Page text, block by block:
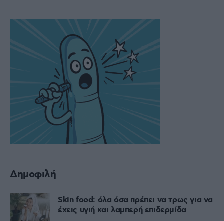
Δημοφιλή
Skin food: όλα όσα πρέπει να τρως για να
έχεις υγιή και λαμπερή επιδερμίδα